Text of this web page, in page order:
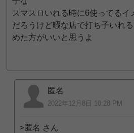
スマスロいれる時に6使ってるイ
だろうけど暇な店で打ち子いれ
めた方がいいと思うよ
匿名
2022年12月8日 10:28 PM
>匿名 さん